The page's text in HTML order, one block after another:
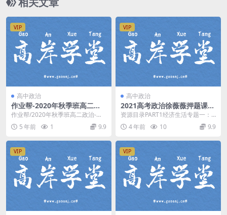
VIP
高中政治
​作业帮-2020年秋季班高二政
治-周峤矞-长期班（10.73高清
视频）百度云
作业帮/2020年秋季班高二政治-周_
峤-矞-长期班/├──2020年秋季班高
三...5 年前 1 9.9
VIP
高中政治
2021高考政治徐薇薇押题课高
途（点晴班）（高清视频）百
度网盘分享下载
资源目录PART1经济生活专题一：
生活与消费(1).pdf徐薇薇-01高考政
治时...4 年前 10 9.9
VIP VIP